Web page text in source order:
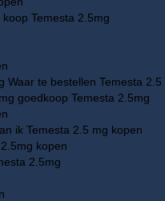
Temesta 2.5mg
Waar te bestellen Temesta 2.5
goedkoop Temesta 2.5mg
ik Temesta 2.5 mg kopen
kopen
2.5mg